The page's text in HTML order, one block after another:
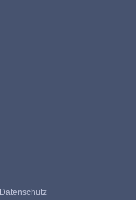
Datenschutz